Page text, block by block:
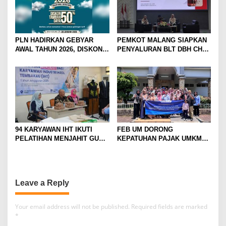
PLN HADIRKAN GEBYAR
AWAL TAHUN 2026, DISKON
PERSEN
PEMKOT MALANG SIAPKAN
PENYALURAN BLT DBH CHT
ROKOK
94 KARYAWAN IHT IKUTI
PELATIHAN MENJAHIT GUNA
FEB UM DORONG
KEPATUHAN PAJAK UMKM
Leave a Reply
Your email address will not be published. Required fields are marked
*